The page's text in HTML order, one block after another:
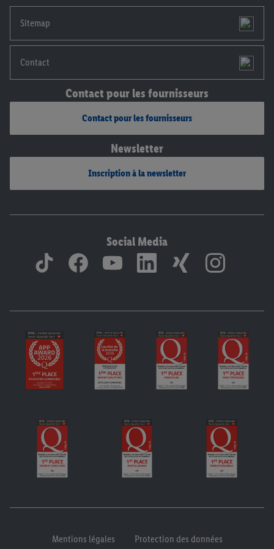
Sitemap
Contact
Contact pour les fournisseurs
Contact pour les fournisseurs
Newsletter
Inscription à la newsletter
Social Media
Mentions légales Protection des données
mentions légales, c’est ici.